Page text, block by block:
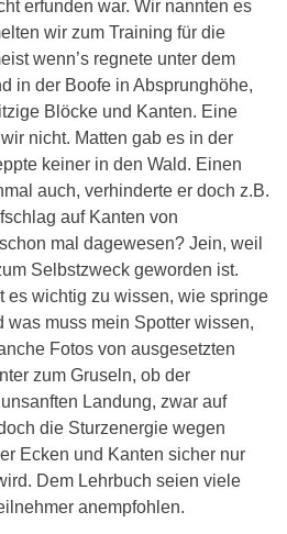
erfunden war. Wir nannten es
wir zum Training für die
wenn’s regnete unter dem
in der Boofe in Absprunghöhe,
Blöcke und Kanten. Eine
nicht. Matten gab es in der
keiner in den Wald. Einen
auch, verhinderte er doch z.B.
auf Kanten von
mal dagewesen? Jein, weil
Selbstzweck geworden ist.
es wichtig zu wissen, wie springe
was muss mein Spotter wissen,
Fotos von ausgesetzten
zum Gruseln, ob der
Landung, zwar auf
die Sturzenergie wegen
Ecken und Kanten sicher nur
Dem Lehrbuch seien viele
anempfohlen.